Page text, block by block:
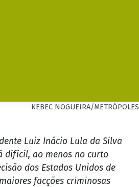
KEBEC NOGUEIRA/METRÓPOLES
Luiz Inácio Lula da Silva
difícil, ao menos no curto
dos Estados Unidos de
facções criminosas